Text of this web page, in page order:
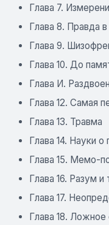
Глава 7.
Глава 8. Правда
Глава 9.
Глава 10. До
Глава И.
Глава 12. Самая
Глава 13. Травма
Глава 14. Науки о
Глава 15. Мемо-
Глава 16. Разум и
Глава 17.
Глава 18. Ложное